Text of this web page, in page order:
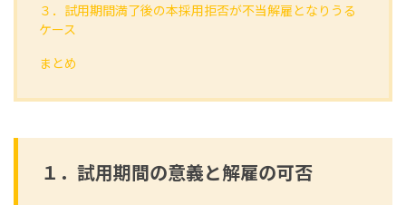
３．試用期間満了後の本採用拒否が不当解雇となりうる
ケース
まとめ
１．試用期間の意義と解雇の可否